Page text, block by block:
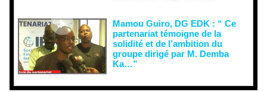
Mamou Guiro, DG EDK : “ Ce
partenariat témoigne de la
solidité et de l’ambition du
groupe dirigé par M. Demba
Ka…”